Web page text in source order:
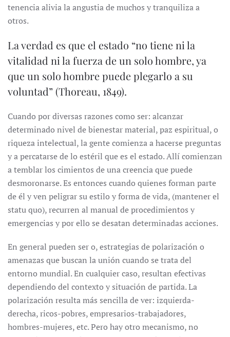
tenencia alivia la angustia de muchos y tranquiliza a
otros.
La verdad es que el estado “no tiene ni la
vitalidad ni la fuerza de un solo hombre, ya
que un solo hombre puede plegarlo a su
voluntad” (Thoreau, 1849).
Cuando por diversas razones como ser: alcanzar
determinado nivel de bienestar material, paz espiritual, o
riqueza intelectual, la gente comienza a hacerse preguntas
y a percatarse de lo estéril que es el estado. Allí comienzan
a temblar los cimientos de una creencia que puede
desmoronarse. Es entonces cuando quienes forman parte
de él y ven peligrar su estilo y forma de vida, (mantener el
statu quo), recurren al manual de procedimientos y
emergencias y por ello se desatan determinadas acciones.
En general pueden ser o, estrategias de polarización o
amenazas que buscan la unión cuando se trata del
entorno mundial. En cualquier caso, resultan efectivas
dependiendo del contexto y situación de partida. La
polarización resulta más sencilla de ver: izquierda-
derecha, ricos-pobres, empresarios-trabajadores,
hombres-mujeres, etc. Pero hay otro mecanismo, no